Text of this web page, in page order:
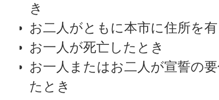
き
お二人がともに本市に住所を
お一人が死亡したとき
お一人またはお二人が宣誓の
たとき